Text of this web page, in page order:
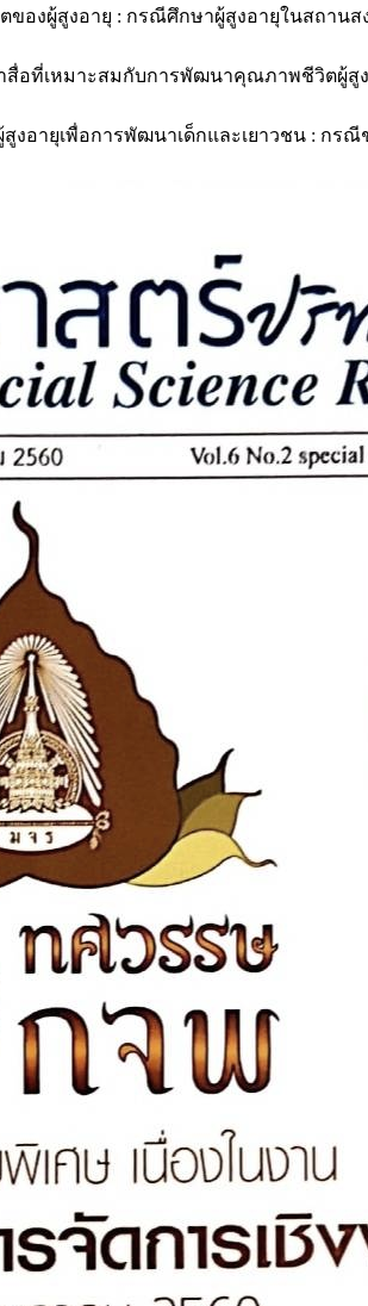
ของผู้สูงอายุ : กรณีศึกษาผู้สูงอายุในสถ
อที่เหมาะสมกับการพัฒนาคุณภาพชีวิตผู้สู
งอายุเพื่อการพัฒนาเด็กและเยาวชน : ก